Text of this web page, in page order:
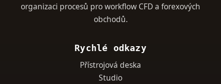
organizaci procesů pro workflow CFD a forexových
obchodů.
Rychlé odkazy
Přístrojová deska
Studio